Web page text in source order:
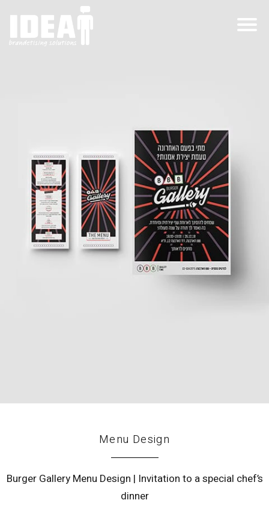
Menu Design
Burger Gallery Menu Design | Invitation to a special chef’s
dinner